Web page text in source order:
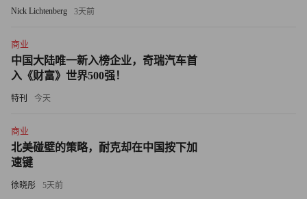
保持警惕，包括全球财政赤字、资产价格处于高位、私人信
贷市场潜藏的风险。
他写道：“在我看来，一些更重大的风险就像地壳板块一
与火山喷发。”（财富中文网）
译者：中慧言-王芳
Nick Lichtenberg 3天前
商业
中国大陆唯一新入榜企业，奇瑞汽车首
入《财富》世界500强！
特刊 今天
商业
北美碰壁的策略，耐克却在中国按下加
速键
徐晓彤 5天前